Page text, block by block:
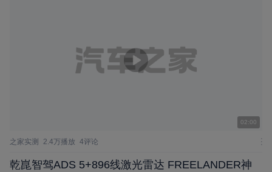
02:00
之家实测 2.4万播放 4评论
乾崑智驾ADS 5+896线激光雷达 FREELANDER神